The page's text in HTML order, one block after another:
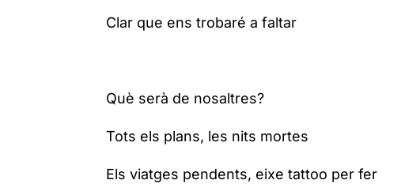
Clar que ens trobaré a faltar
Què serà de nosaltres?
Tots els plans, les nits mortes
Els viatges pendents, eixe tattoo per fer